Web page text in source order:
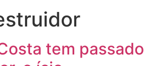
tem passado